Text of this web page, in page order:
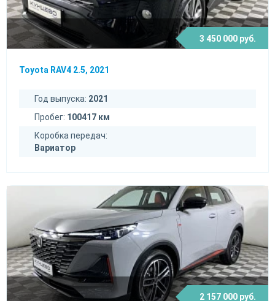
3 450 000 руб.
Toyota RAV4 2.5, 2021
Год выпуска: 2021
Пробег: 100417 км
Коробка передач:
Вариатор
2 157 000 руб.